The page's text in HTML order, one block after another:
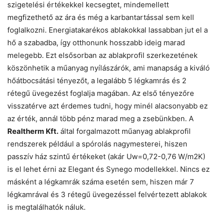
szigetelési értékekkel kecsegtet, mindemellett
megfizethető az ára és még a karbantartással sem kell
foglalkozni. Energiatakarékos ablakokkal lassabban jut el a
hő a szabadba, így otthonunk hosszabb ideig marad
melegebb. Ezt elsősorban az ablakprofil szerkezetének
köszönhetik a műanyag nyílászárók, ami manapság a kiváló
hőátbocsátási tényezőt, a legalább 5 légkamrás és 2
rétegű üvegezést foglalja magában. Az első tényezőre
visszatérve azt érdemes tudni, hogy minél alacsonyabb ez
az érték, annál több pénz marad meg a zsebünkben. A
Realtherm Kft. által forgalmazott műanyag ablakprofil
rendszerek például a spórolás nagymesterei, hiszen
passzív ház szintű értékeket (akár Uw=0,72-0,76 W/m2K)
is el lehet érni az Elegant és Synego modellekkel. Nincs ez
másként a légkamrák száma esetén sem, hiszen már 7
légkamrával és 3 rétegű üvegezéssel felvértezett ablakok
is megtalálhatók náluk.